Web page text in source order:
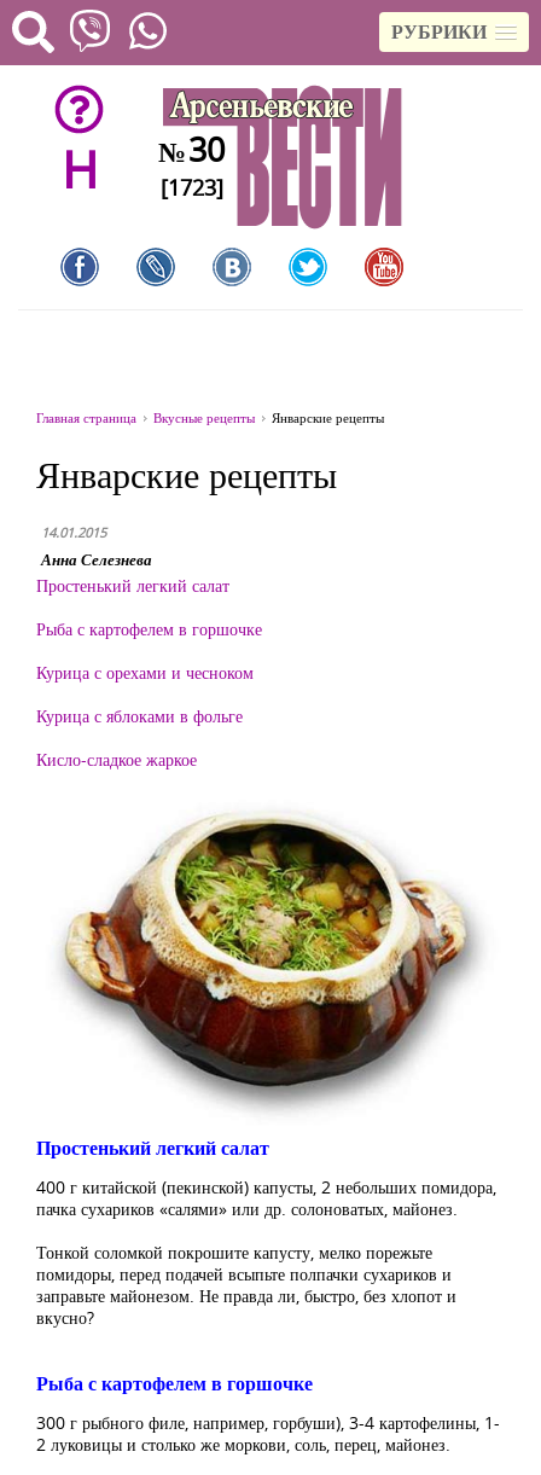
РУБРИКИ
H №30
[1723]
Главная страница Вкусные рецепты Январские рецепты
Январские рецепты
14.01.2015
Анна Селезнева
Простенький легкий салат
Рыба с картофелем в горшочке
Курица с орехами и чесноком
Курица с яблоками в фольге
Кисло-сладкое жаркое
Простенький легкий салат
400 г китайской (пекинской) капусты, 2 небольших помидора,
пачка сухариков «салями» или др. солоноватых, майонез.
Тонкой соломкой покрошите капусту, мелко порежьте
помидоры, перед подачей всыпьте полпачки сухариков и
заправьте майонезом. Не правда ли, быстро, без хлопот и
вкусно?
Рыба с картофелем в горшочке
300 г рыбного филе, например, горбуши), 3-4 картофелины, 1-
2 луковицы и столько же моркови, соль, перец, майонез.